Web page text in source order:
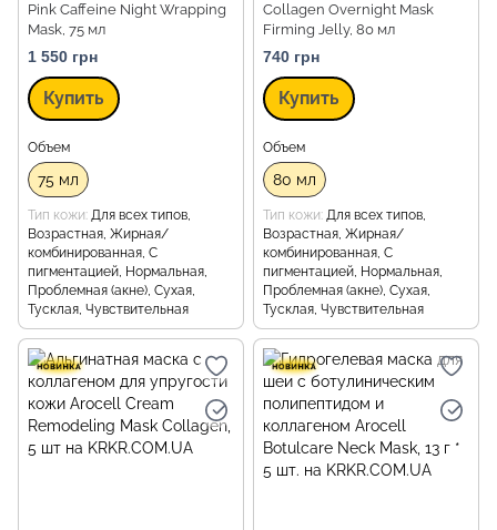
Pink Caffeine Night Wrapping
Mask, 75 мл
1 550 грн
Купить
Объем
75 мл
Тип кожи Для всех типов,
Возрастная, Жирная/
комбинированная, С
пигментацией, Нормальная,
Проблемная (акне), Сухая,
Тусклая, Чувствительная
Collagen Overnight Mask
Firming Jelly, 80 мл
740 грн
Купить
Объем
80 мл
Тип кожи Для всех типов,
Возрастная, Жирная/
комбинированная, С
пигментацией, Нормальная,
Проблемная (акне), Сухая,
Тусклая, Чувствительная